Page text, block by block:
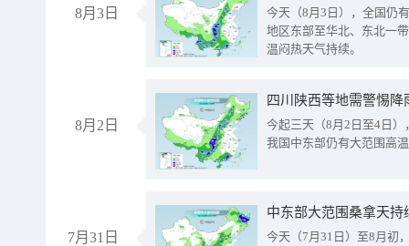
8月3日
今天（8月3日），全国仍
地区东部至华北、东北一
温闷热天气持续。
8月2日
今起三天（8月2日至4日
我国中东部仍有大范围高
7月31日
中东部大范围桑拿天
今天（7月31日）至8月初